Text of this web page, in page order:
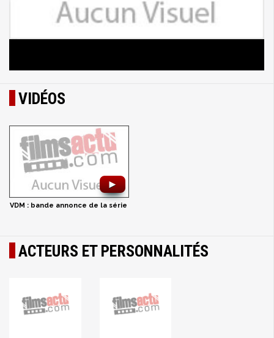
VIDÉOS
►
VDM : bande annonce de la série
ACTEURS ET PERSONNALITÉS